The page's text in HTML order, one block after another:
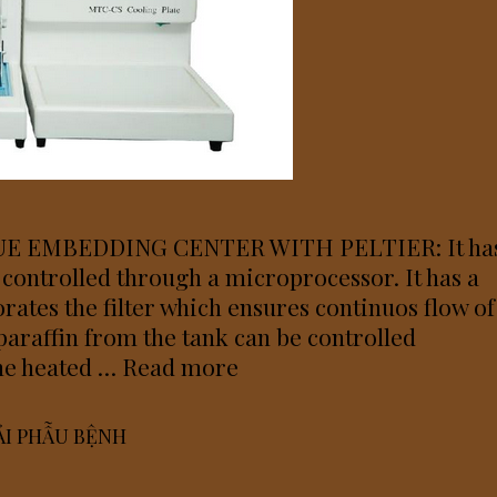
EMBEDDING CENTER WITH PELTIER: It
through a microprocessor. It has a
the filter which ensures continuos flow of
from the tank can be controlled
heated … Read more
PHẪU BỆNH